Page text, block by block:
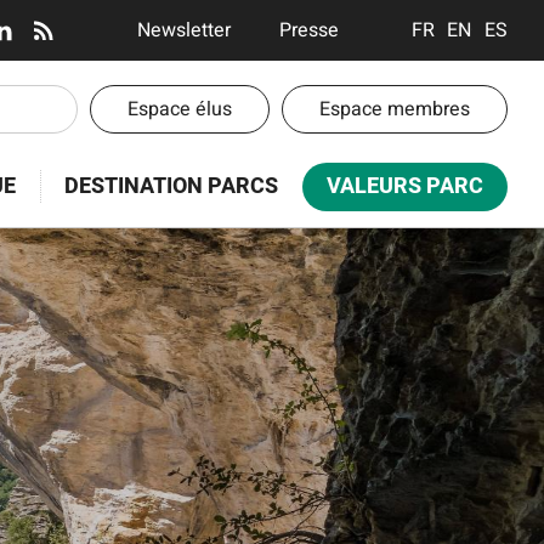
EN-
TÊTE
-
COMMUNICATION
Newsletter Presse FRANÇAIS
ENGLISH
EN-
TÊTE
-
ESPACES
Espace élus Espace membres
DESTINATION PARCS VALEURS PARC